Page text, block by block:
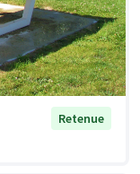
Retenue